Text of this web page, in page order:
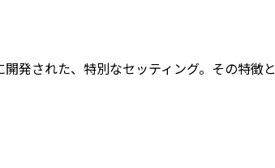
発された、特別なセッティング。その特徴と